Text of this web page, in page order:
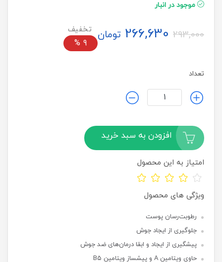
موجود در انبار
293,000 تومان
9
%
تعداد
افزودن به سبد خرید
امتیاز به این محصول
ویژگی های محصول
رطوبت‌رسان پوست
جلوگیری از ایجاد جوش
پیشگیری از ایجاد و ابقا درمان‌های ضد جوش
حاوی ویتامین A و پیشساز ویتامین B۵